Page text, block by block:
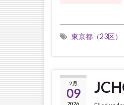
東京都（23区）
2月
09
2026